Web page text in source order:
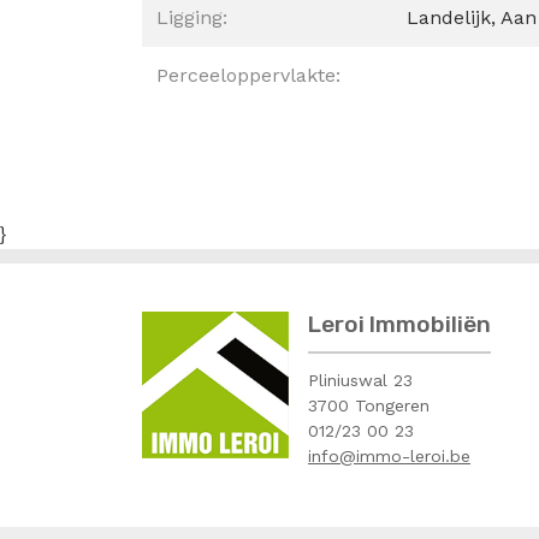
Ligging: Landelijk,
Perceeloppervlakte:
}
Leroi Immobiliën
Pliniuswal 23
3700 Tongeren
012/23 00 23
info@immo-leroi.be